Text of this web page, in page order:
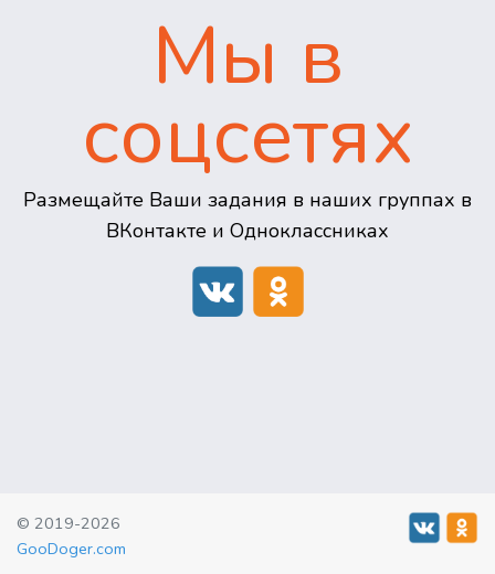
Мы в
соцсетях
Размещайте Ваши задания в наших группах в
ВКонтакте и Одноклассниках
© 2019-2026
GooDoger.com